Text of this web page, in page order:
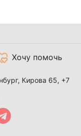
Хочу помочь
Кирова 65, +7